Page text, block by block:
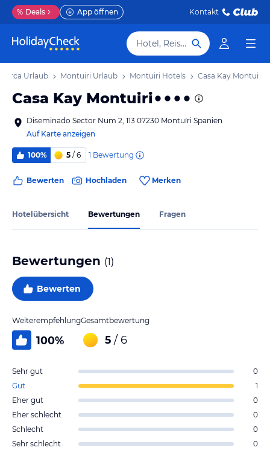
% Deals App öffnen Kontakt
Hotel, Reiseziel
Urlaub Montuiri Urlaub Montuiri Hotels Casa Kay Montuiri
Casa Kay Montuiri
Diseminado Sector Num 2, 113 07230 Montuïri Spanien
Auf Karte anzeigen
100% 5 / 6 1 Bewertung
Bewerten Hochladen Merken
Hotelübersicht Bewertungen Fragen
Bewertungen (1)
Bewerten
Weiterempfehlung
100%
Gesamtbewertung
5 / 6
Sehr gut
0
Gut
1
Eher gut
0
Eher schlecht
0
Schlecht
0
Sehr schlecht
0